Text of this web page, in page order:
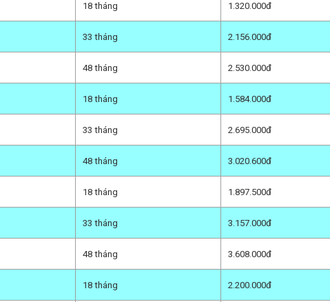
18 tháng 1.320.000đ
33 tháng 2.156.000đ
48 tháng 2.530.000đ
18 tháng 1.584.000đ
33 tháng 2.695.000đ
48 tháng 3.020.600đ
18 tháng 1.897.500đ
33 tháng 3.157.000đ
48 tháng 3.608.000đ
18 tháng 2.200.000đ